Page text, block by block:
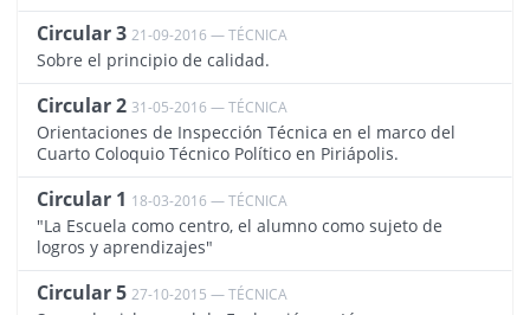
Circular 3 21-09-2016 — TÉCNICA
Sobre el principio de calidad.
Circular 2 31-05-2016 — TÉCNICA
Orientaciones de Inspección Técnica en el marco del
Cuarto Coloquio Técnico Político en Piriápolis.
Circular 1 18-03-2016 — TÉCNICA
"La Escuela como centro, el alumno como sujeto de
logros y aprendizajes"
Circular 5 27-10-2015 — TÉCNICA